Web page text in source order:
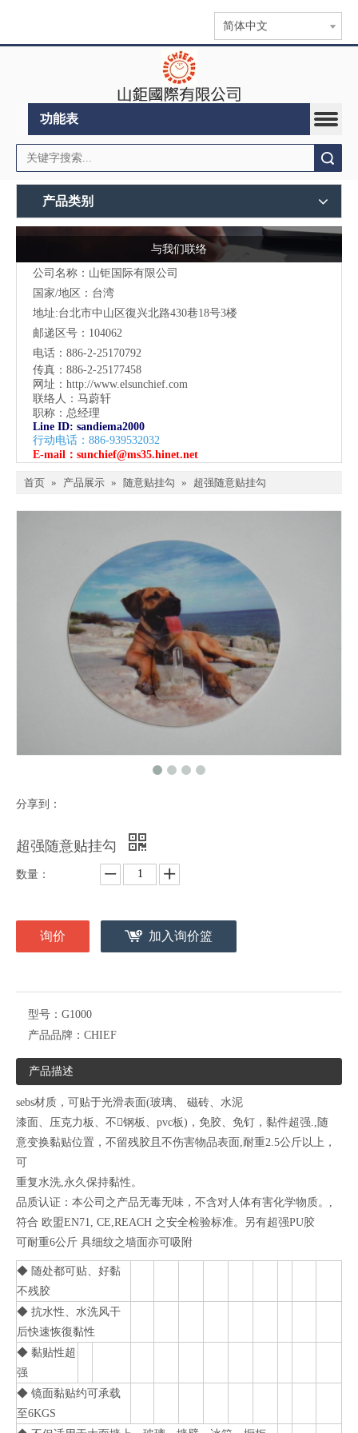
简体中文
功能表
产品类别
与我们联络
公司名称：山钜国际有限公司
国家/地区：台湾
地址:台北市中山区復兴北路430巷18号3楼
邮递区号：104062
电话：886-2-25170792
传真：886-2-25177458
网址： http://www.elsunchief.com
联络人：马蔚轩
职称：总经理
Line ID: sandiema2000
行动电话：886-939532032
E-mail： sunchief@ms35.hinet.net
首页 » 产品展示 » 随意贴挂勾 » 超强随意贴挂勾
分享到：
超强随意贴挂勾
数量：
询价 加入询价篮
型号： G1000
产品品牌： CHIEF
产品描述
sebs材质，可贴于光滑表面(玻璃、 磁砖、水泥
漆面、压克力板、不钢板、pvc板)，免胶、免钉，黏件超强.,随
意变换黏贴位置，不留残胶且不伤害物品表面,耐重2.5公斤以上，
可
重复水洗,永久保持黏性。
品质认证：本公司之产品无毒无味，不含对人体有害化学物质。,
符合 欧盟EN71, CE,REACH 之安全检验标准。另有超强PU胶
可耐重6公斤 具细纹之墙面亦可吸附
◆ 随处都可贴、好黏
不残胶
◆ 抗水性、水洗风干
后快速恢復黏性
◆ 黏贴性超
强
◆ 镜面黏贴约可承载
至6KGS